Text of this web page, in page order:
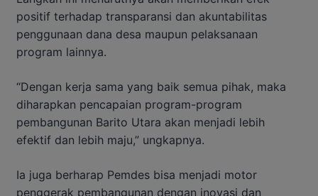
positif terhadap transparansi dan akuntabilitas
penggunaan dana desa maupun pelaksanaan
program lainnya.
“Dengan kerja sama yang baik semua pihak, maka
diharapkan pencapaian program-program
pembangunan Barito Utara akan menjadi lebih
efektif dan lebih maju,” ungkapnya.
Ia juga berharap Pemdes bisa menjadi motor
penggerak pembangunan dengan inovasi dan